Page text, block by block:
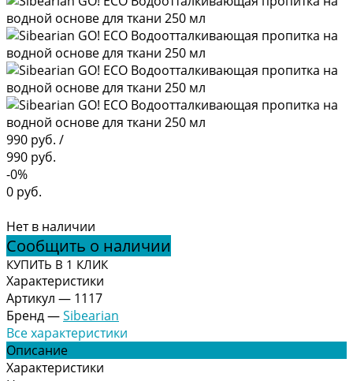
990 руб. /
990 руб.
-0%
0 руб.
Нет в наличии
Сообщить о наличии
КУПИТЬ В 1 КЛИК
Характеристики
Артикул — 1117
Бренд—Sibearian
Все характеристики
Описание
Характеристики